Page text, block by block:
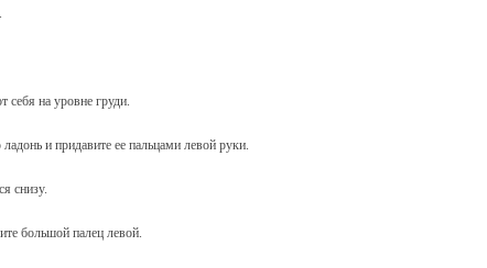
себя на уровне груди.
и придавите ее пальцами левой руки.
снизу.
большой палец левой.